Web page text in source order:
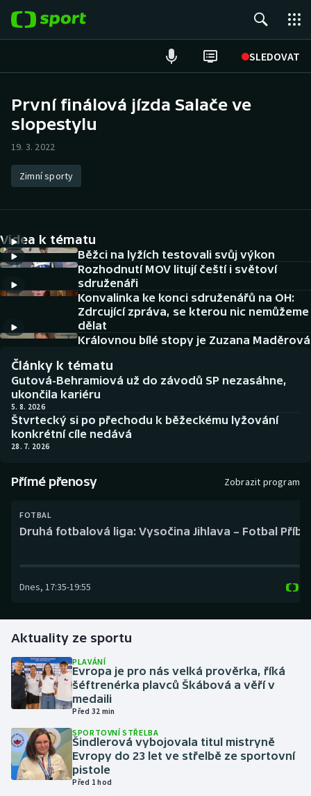
SLEDOVAT
Hokej
Atletika
DALŠÍ SPORTY
Americký fotbal
Baseball a softbal
Biatlon
Boby a skeleton
Curling
Dostihy
Futsal
Golf
Gymnastika
Házená
Judo
Krasobruslení
NEPŘEHLÉDNĚTE
Aplikace ČT sport
AZ kvíz
První finálová jízda Salače ve
slopestylu
19. 3. 2022
Zimní sporty
Videa k tématu
Běžci na lyžích testovali svůj výkon
Rozhodnutí MOV litují čeští i světoví
sdruženáři
Konvalinka ke konci sdruženářů na OH:
Zdrcující zpráva, se kterou nic nemůžeme
dělat
Královnou bílé stopy je Zuzana Maděrová
Články k tématu
Gutová-Behramiová už do závodů SP nezasáhne,
ukončila kariéru
5. 8. 2026
Štvrtecký si po přechodu k běžeckému lyžování
konkrétní cíle nedává
28. 7. 2026
Přímé přenosy Zobrazit program
FOTBAL
Druhá fotbalová liga: Vysočina Jihlava – Fotbal
Dnes, 17:35-19:55
Aktuality ze sportu
PLAVÁNÍ
Evropa je pro nás velká prověrka, říká
šéftrenérka plavců Škábová a věří v
medaili
Před 32 min
SPORTOVNÍ STŘELBA
Šindlerová vybojovala titul mistryně
Evropy do 23 let ve střelbě ze sportovní
pistole
Před 1 hod